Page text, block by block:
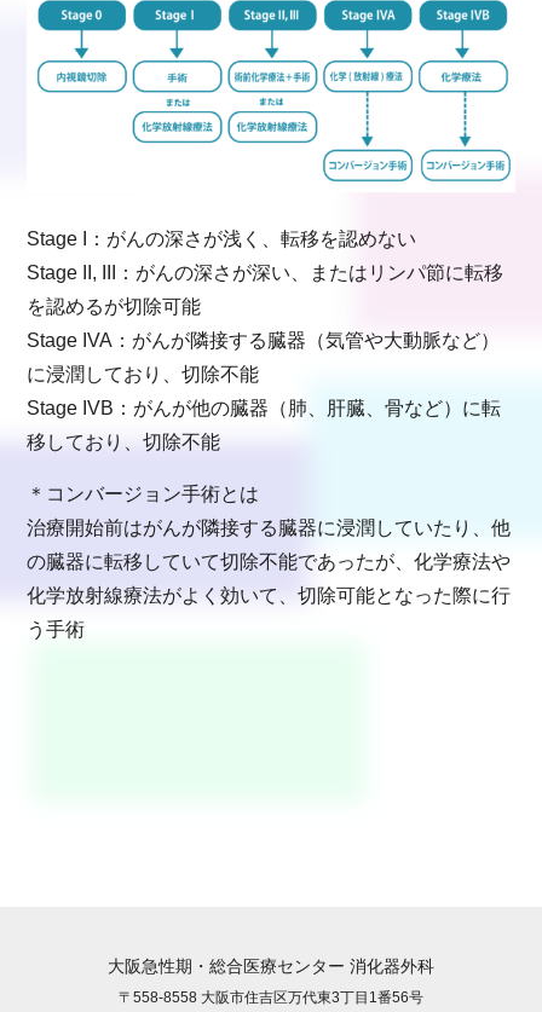
Stage I：がんの深さが浅く、転移を認めない
Stage II, III：がんの深さが深い、またはリンパ節に転移
を認めるが切除可能
Stage IVA：がんが隣接する臓器（気管や大動脈など）
に浸潤しており、切除不能
Stage IVB：がんが他の臓器（肺、肝臓、骨など）に転
移しており、切除不能
＊コンバージョン手術とは
治療開始前はがんが隣接する臓器に浸潤していたり、他
の臓器に転移していて切除不能であったが、化学療法や
化学放射線療法がよく効いて、切除可能となった際に行
う手術
大阪急性期・総合医療センター 消化器外科
〒558-8558 大阪市住吉区万代東3丁目1番56号